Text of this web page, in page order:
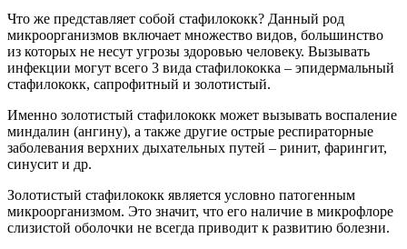
Что же представляет собой стафилококк? Данный род
микроорганизмов включает множество видов, большинство
из которых не несут угрозы здоровью человеку. Вызывать
инфекции могут всего 3 вида стафилококка – эпидермальный
стафилококк, сапрофитный и золотистый.
Именно золотистый стафилококк может вызывать воспаление
миндалин (ангину), а также другие острые респираторные
заболевания верхних дыхательных путей – ринит, фарингит,
синусит и др.
Золотистый стафилококк является условно патогенным
микроорганизмом. Это значит, что его наличие в микрофлоре
слизистой оболочки не всегда приводит к развитию болезни.